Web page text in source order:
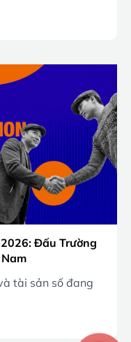
Đấu Trường
tài sản số đang